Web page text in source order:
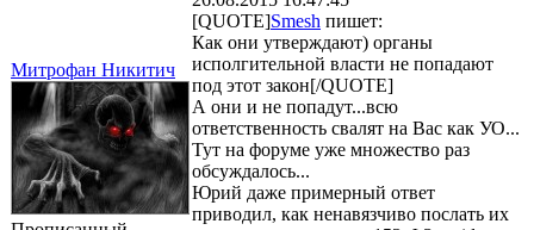
Митрофан Никитич
[QUOTE]Smesh пишет:
Как они утверждают) органы
исполгительной власти не попадают
под этот закон[/QUOTE]
А они и не попадут...всю
ответственность свалят на Вас как УО...
Тут на форуме уже множество раз
обсуждалось...
Юрий даже примерный ответ
приводил, как ненавязчиво послать их